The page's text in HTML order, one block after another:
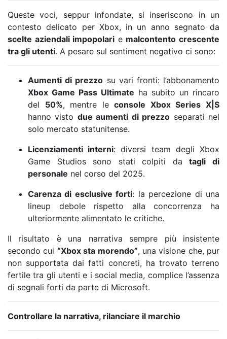
Queste voci, seppur infondate, si inseriscono in un
contesto delicato per Xbox, in un anno segnato da
scelte aziendali impopolari e malcontento crescente
tra gli utenti. A pesare sul sentiment negativo ci sono:
Aumenti di prezzo su vari fronti: l’abbonamento
Xbox Game Pass Ultimate ha subito un rincaro
del 50%, mentre leconsole Xbox Series X|S
hanno visto due aumenti di prezzo separati nel
solo mercato statunitense.
Licenziamenti interni: diversi team degli Xbox
Game Studios sono stati colpiti datagli di
personale nel corso del 2025.
Carenza di esclusive forti: la percezione di una
lineup debole rispetto alla concorrenza ha
ulteriormente alimentato le critiche.
Il risultato è una narrativa sempre più insistente
secondo cui “Xbox sta morendo”, una visione che, pur
non supportata dai fatti concreti, ha trovato terreno
fertile tra gli utenti e i social media, complice l’assenza
di segnali forti da parte di Microsoft.
Controllare la narrativa, rilanciare il marchio